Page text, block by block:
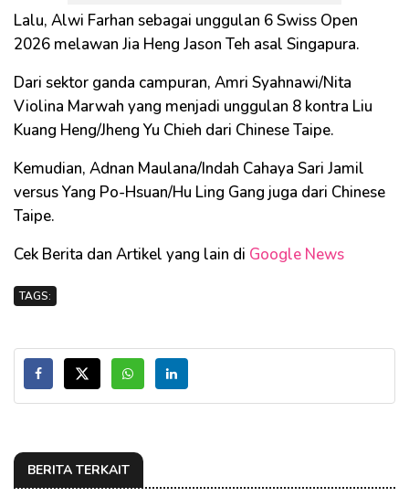
Lalu, Alwi Farhan sebagai unggulan 6 Swiss Open
2026 melawan Jia Heng Jason Teh asal Singapura.
Dari sektor ganda campuran, Amri Syahnawi/Nita
Violina Marwah yang menjadi unggulan 8 kontra Liu
Kuang Heng/Jheng Yu Chieh dari Chinese Taipe.
Kemudian, Adnan Maulana/Indah Cahaya Sari Jamil
versus Yang Po-Hsuan/Hu Ling Gang juga dari Chinese
Taipe.
Cek Berita dan Artikel yang lain di Google News
TAGS:
BERITA TERKAIT